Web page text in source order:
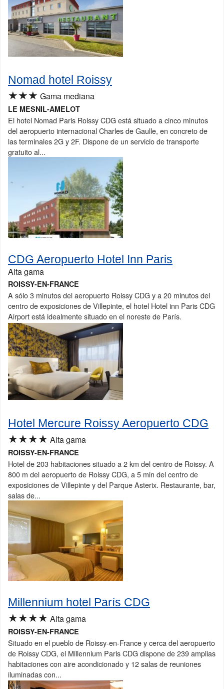
Nomad hotel Roissy
★★★ Gama mediana
LE MESNIL-AMELOT
El hotel Nomad Paris Roissy CDG está situado a cinco minutos
del aeropuerto internacional Charles de Gaulle, en concreto de
las terminales 2G y 2F. Dispone de un servicio de transporte
gratuito al...
CDG Aeropuerto Hotel Inn Paris
Alta gama
ROISSY-EN-FRANCE
A sólo 3 minutos del aeropuerto Roissy CDG y a 20 minutos del
centro de exposiciones de Villepinte, el hotel Hotel inn Paris CDG
Airport está idealmente situado en el noreste de París.
Hotel Mercure Roissy Aeropuerto CDG
★★★★ Alta gama
ROISSY-EN-FRANCE
Hotel de 203 habitaciones situado a 2 km del centro de Roissy. A
800 m del aeropuerto de Roissy CDG, a 5 min del centro de
exposiciones de Villepinte y del Parque Asterix. Restaurante, bar,
salas de...
Millennium hotel París CDG
★★★★ Alta gama
ROISSY-EN-FRANCE
Situado en el pueblo de Roissy-en-France y cerca del aeropuerto
de Roissy CDG, el Millennium Paris CDG dispone de 239 amplias
habitaciones con aire acondicionado y 12 salas de reuniones
iluminadas con...